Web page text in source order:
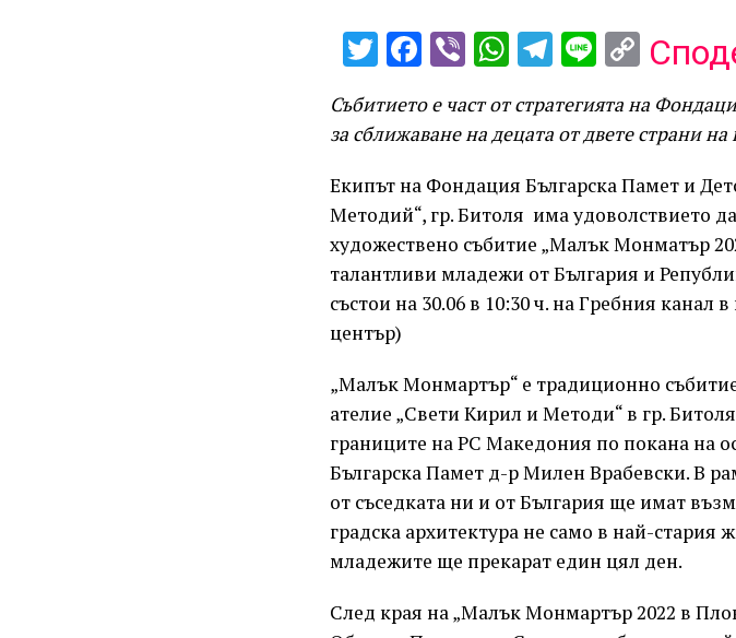
Twitter
Facebook
ViberWhatsApp
Telegram
LineCopy
Събитието е част от стратегията на
за сближаване на децата от двете страни на
Екипът на Фондация Българска Памет и
Методий“, гр. Битоля има удоволствието
художествено събитие „Малък Монматър
талантливи младежи от България и
състои на 30.06 в 10:30 ч. на Гребния
център)
„Малък Монмартър“ е традиционно
ателие „Свети Кирил и Методи“ в гр.
границите на РС Македония по покана на
Българска Памет д-р Милен Врабевски. В
от съседката ни и от България ще имат
градска архитектура не само в най-
младежите ще прекарат един цял ден.
След края на „Малък Монмартър 2022 в